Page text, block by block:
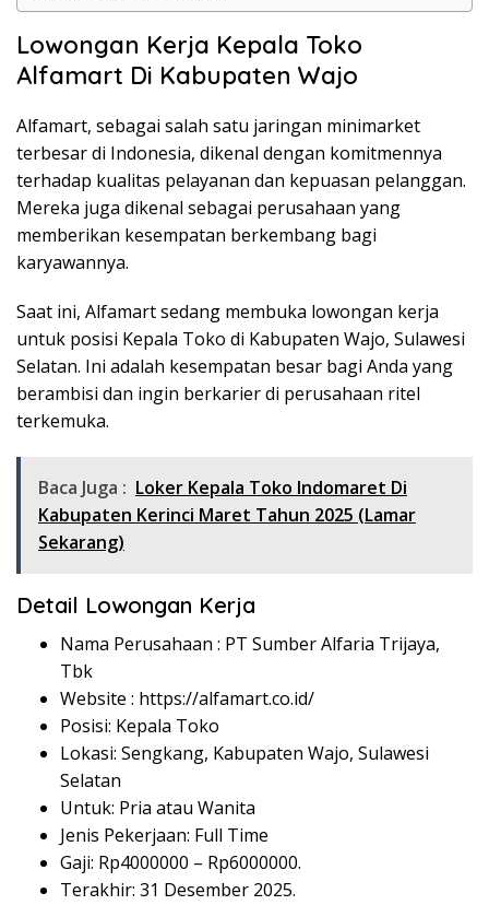
Lowongan Kerja Kepala Toko
Alfamart Di Kabupaten Wajo
Alfamart, sebagai salah satu jaringan minimarket
terbesar di Indonesia, dikenal dengan komitmennya
terhadap kualitas pelayanan dan kepuasan pelanggan.
Mereka juga dikenal sebagai perusahaan yang
memberikan kesempatan berkembang bagi
karyawannya.
Saat ini, Alfamart sedang membuka lowongan kerja
untuk posisi Kepala Toko di Kabupaten Wajo, Sulawesi
Selatan. Ini adalah kesempatan besar bagi Anda yang
berambisi dan ingin berkarier di perusahaan ritel
terkemuka.
Baca Juga : Loker Kepala Toko Indomaret Di
Kabupaten Kerinci Maret Tahun 2025 (Lamar
Sekarang)
Detail Lowongan Kerja
Nama Perusahaan : PT Sumber Alfaria Trijaya,
Tbk
Website : https://alfamart.co.id/
Posisi: Kepala Toko
Lokasi: Sengkang, Kabupaten Wajo, Sulawesi
Selatan
Untuk: Pria atau Wanita
Jenis Pekerjaan: Full Time
Gaji: Rp4000000 – Rp6000000.
Terakhir: 31 Desember 2025.